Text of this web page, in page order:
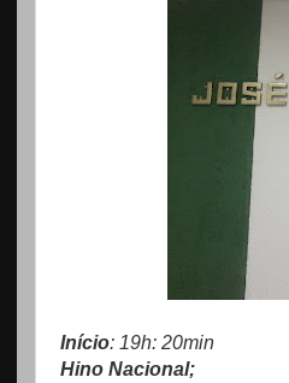
Início: 19h: 20min
Hino Nacional;